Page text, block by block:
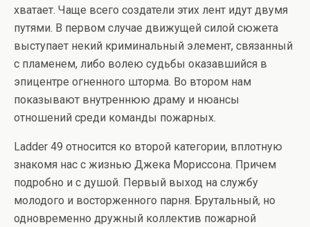
хватает. Чаще всего создатели этих лент идут двумя
путями. В первом случае движущей силой сюжета
выступает некий криминальный элемент, связанный
с пламенем, либо волею судьбы оказавшийся в
эпицентре огненного шторма. Во втором нам
показывают внутреннюю драму и нюансы
отношений среди команды пожарных.
Ladder 49 относится ко второй категории, вплотную
знакомя нас с жизнью Джека Мориссона. Причем
подробно и с душой. Первый выход на службу
молодого и восторженного парня. Брутальный, но
одновременно дружный коллектив пожарной